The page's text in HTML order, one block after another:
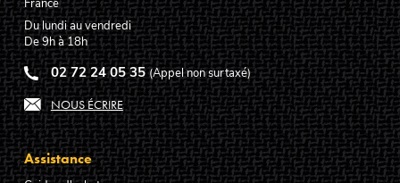
France
Du lundi au vendredi
De 9h à 18h
02 72 24 05 35 (Appel non surtaxé)
NOUS ÉCRIRE
Assistance